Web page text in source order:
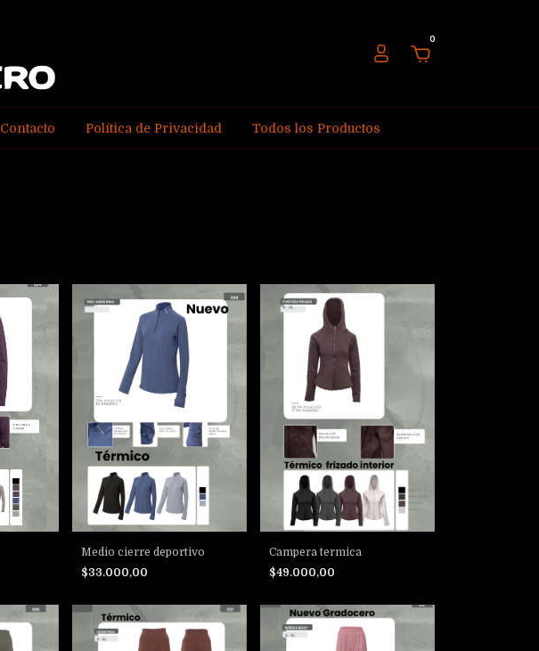
0
Contacto Política de Privacidad Todos los Productos
Medio cierre deportivo
$33.000,00
Campera termica
$49.000,00